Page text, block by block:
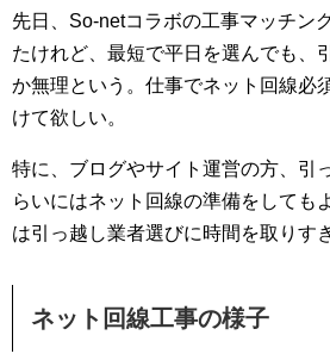
先日、So-netコラボの工事マッチン
たけれど、最短で平日を選んでも、
か無理という。仕事でネット回線必
けて欲しい。
特に、ブログやサイト運営の方、引
らいにはネット回線の準備をしても
は引っ越し業者選びに時間を取りす
ネット回線工事の様子